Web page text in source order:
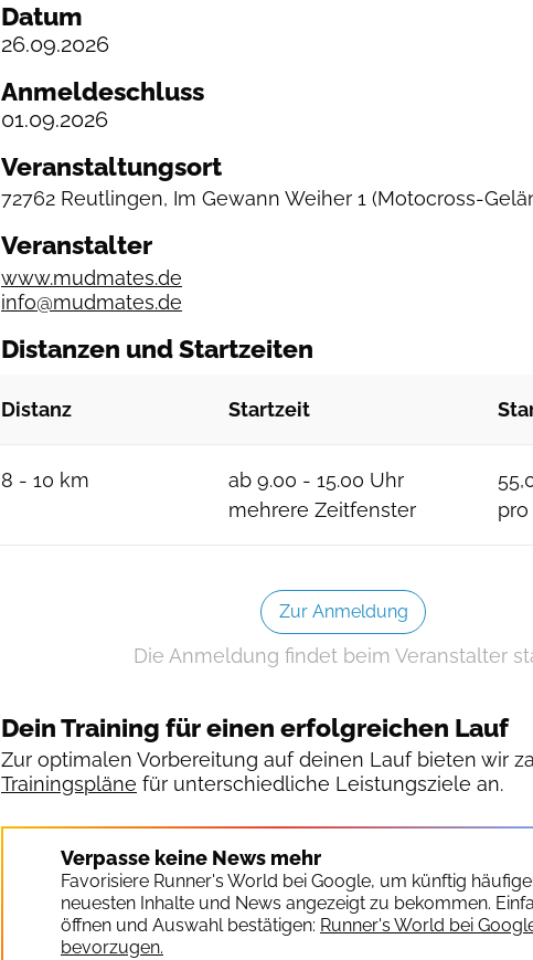
Datum
26.09.2026
Anmeldeschluss
01.09.2026
Veranstaltungsort
72762 Reutlingen, Im Gewann Weiher 1 (Motocross-
Veranstalter
www.mudmates.de
info@mudmates.de
Distanzen und Startzeiten
Distanz Startzeit
8 - 10 km
ab 9.00 - 15.00 Uhr
mehrere Zeitfenster
pro
Zur Anmeldung
Die Anmeldung findet beim Veranstalter
Dein Training für einen erfolgreichen Lauf
Zur optimalen Vorbereitung auf deinen Lauf bieten wir
Trainingspläne für unterschiedliche Leistungsziele an.
Verpasse keine News mehr
Favorisiere Runner's World bei Google, um künftig
neuesten Inhalte und News angezeigt zu bekommen.
öffnen und Auswahl bestätigen: Runner's World bei
bevorzugen.